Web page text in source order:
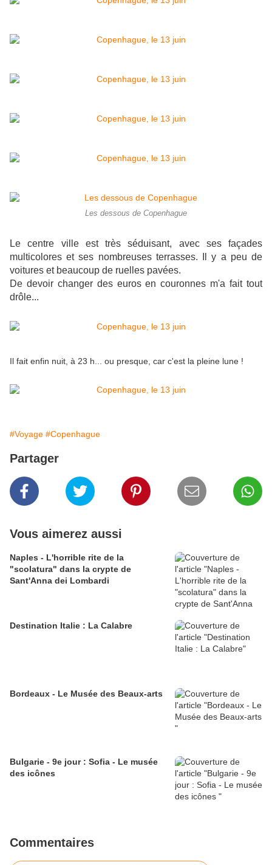
Les dessous de Copenhague
Le centre ville est très séduisant, avec ses façades
multicolores et ses nombreuses terrasses. Il y a peu de
voitures et beaucoup de ruelles pavées.
De devoir changer des euros en couronnes m'a fait tout
drôle...
Il fait enfin nuit, à 23 h... ou presque, car c'est la pleine lune !
#Voyage #Copenhague
Partager
Vous aimerez aussi
Naples - L'horrible rite de la
"scolatura" dans la crypte de
Sant'Anna dei Lombardi
Destination Italie : La Calabre
Bordeaux - Le Musée des Beaux-arts
Bulgarie - 9e jour : Sofia - Le musée
des icônes
Commentaires